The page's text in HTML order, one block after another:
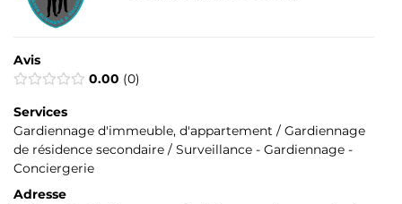
Avis
0.00 0
Services
Gardiennage d'immeuble, d'appartement / Gardiennage
de résidence secondaire / Surveillance - Gardiennage -
Conciergerie
Adresse